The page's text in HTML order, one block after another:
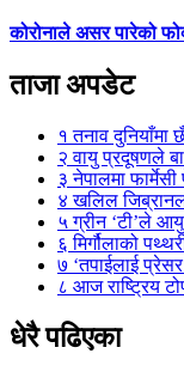
कोरोनाले असर पारेको
ताजा अपडेट
१ तनाव दुनियाँमा
२ वायु प्रदूषणले
३ नेपालमा
४ खलिल
५ग्रीन ‘टी’ले
६ मिर्गौलाको
७ ‘तपाईलाई
८ आज राष्ट्रिय
धेरै पढिएका